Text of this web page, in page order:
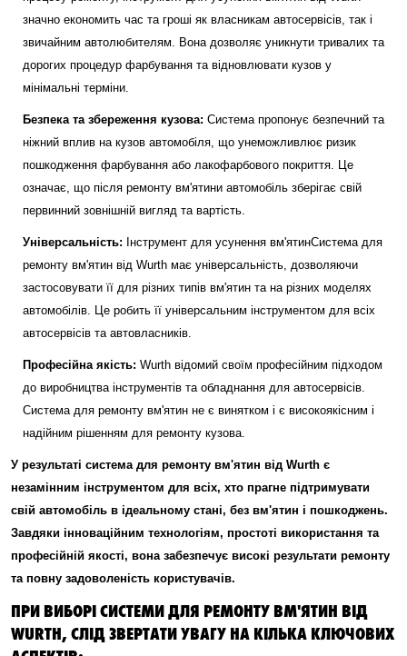
значно економить час та гроші як власникам автосервісів, так і
звичайним автолюбителям. Вона дозволяє уникнути тривалих та
дорогих процедур фарбування та відновлювати кузов у
мінімальні терміни.
Безпека та збереження кузова: Система пропонує безпечний та
ніжний вплив на кузов автомобіля, що унеможливлює ризик
пошкодження фарбування або лакофарбового покриття. Це
означає, що після ремонту вм'ятини автомобіль зберігає свій
первинний зовнішній вигляд та вартість.
Універсальність: Інструмент для усунення вм'ятинСистема для
ремонту вм'ятин від Wurth має універсальність, дозволяючи
застосовувати її для різних типів вм'ятин та на різних моделях
автомобілів. Це робить її універсальним інструментом для всіх
автосервісів та автовласників.
Професійна якість: Wurth відомий своїм професійним підходом
до виробництва інструментів та обладнання для автосервісів.
Система для ремонту вм'ятин не є винятком і є високоякісним і
надійним рішенням для ремонту кузова.
У результаті система для ремонту вм'ятин від Wurth є
незамінним інструментом для всіх, хто прагне підтримувати
свій автомобіль в ідеальному стані, без вм'ятин і пошкоджень.
Завдяки інноваційним технологіям, простоті використання та
професійній якості, вона забезпечує високі результати ремонту
та повну задоволеність користувачів.
ПРИ ВИБОРІ СИСТЕМИ ДЛЯ РЕМОНТУ ВМ'ЯТИН ВІД
WURTH, СЛІД ЗВЕРТАТИ УВАГУ НА КІЛЬКА КЛЮЧОВИХ